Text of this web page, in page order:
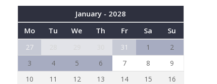
January - 2028
Mo
Tu We Th Fr Sa Su
27 31 1
2
3
4 5 6 7 8
9
10
11 12 13 14 15
16